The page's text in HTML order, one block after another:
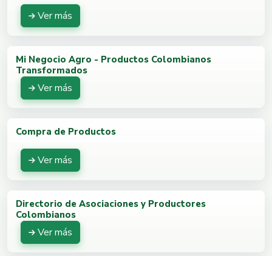
Ver más
Mi Negocio Agro - Productos Colombianos
Transformados
Ver más
Compra de Productos
Ver más
Directorio de Asociaciones y Productores
Colombianos
Ver más